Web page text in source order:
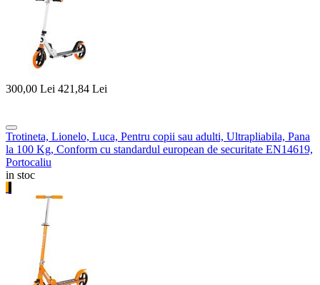
300,00 Lei 421,84 Lei
Trotineta, Lionelo, Luca, Pentru copii sau adulti, Ultrapliabila, Pana
la 100 Kg, Conform cu standardul european de securitate EN14619,
Portocaliu
in stoc